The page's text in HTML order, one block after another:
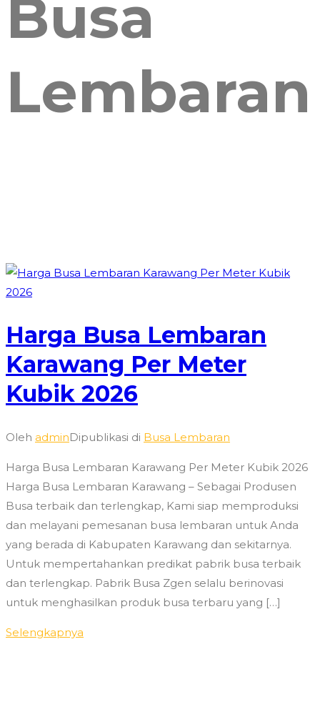
Busa
Lembaran
Harga Busa Lembaran
Karawang Per Meter
Kubik 2026
Oleh adminDipublikasi di Busa Lembaran
Harga Busa Lembaran Karawang Per Meter Kubik 2026
Harga Busa Lembaran Karawang – Sebagai Produsen
Busa terbaik dan terlengkap, Kami siap memproduksi
dan melayani pemesanan busa lembaran untuk Anda
yang berada di Kabupaten Karawang dan sekitarnya.
Untuk mempertahankan predikat pabrik busa terbaik
dan terlengkap. Pabrik Busa Zgen selalu berinovasi
untuk menghasilkan produk busa terbaru yang […]
Selengkapnya